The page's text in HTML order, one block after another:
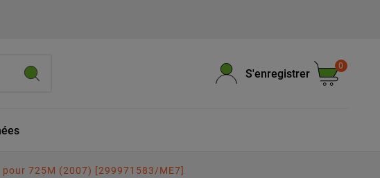
S'enregistrer
0
725M (2007) [299971583/ME7]